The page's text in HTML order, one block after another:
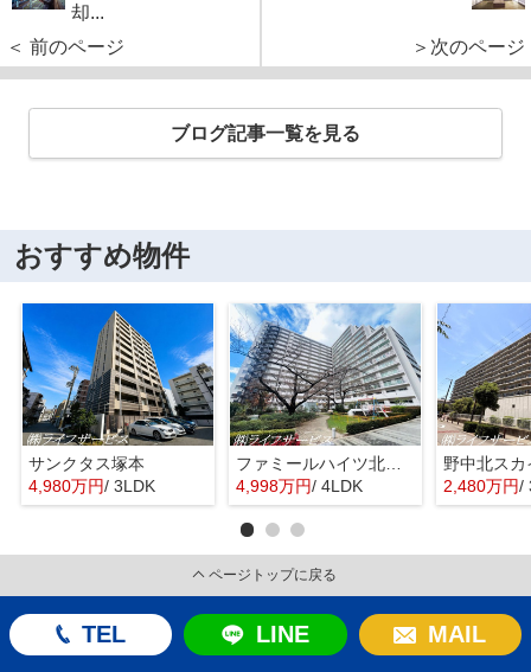
却...
＜ 前のページ
＞次のページ
ブログ記事一覧を見る
おすすめ物件
サンクタス塚本
4,980万円/ 3LDK
ファミールハイツ北大阪４号棟
4,998万円/ 4LDK
野中北スカ
2,480万円/
ページトップに戻る
TEL LINE MAIL